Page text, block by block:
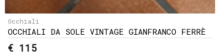
Occhiali
OCCHIALI DA SOLE VINTAGE GIANFRANCO FERRÈ
€ 115